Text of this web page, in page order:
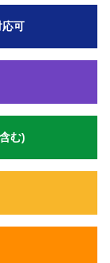
可
む)